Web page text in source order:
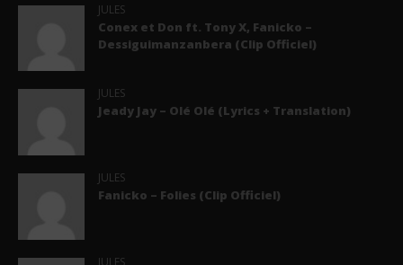
JULES
Conex et Don ft. Tony X, Fanicko –
Dessiguimanzanbera (Clip Officiel)
JULES
Jeady Jay – Olé Olé (Lyrics + Translation)
JULES
Fanicko – Folies (Clip Officiel)